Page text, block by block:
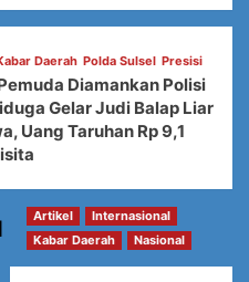
Daerah Polda Sulsel Presisi
Diamankan Polisi
Gelar Judi Balap Liar
Uang Taruhan Rp 9,1
Artikel
Internasional
Kabar Daerah
Nasional